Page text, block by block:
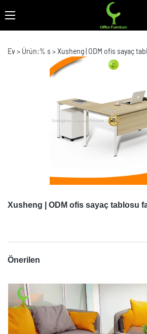
Ev > Ürün:% s >Xusheng | ODM ofis sayaç
Xusheng | ODM ofis sayaç tablosu
Önerilen